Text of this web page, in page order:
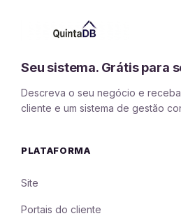
Seu sistema. Grátis para
Descreva o seu negócio e
cliente e um sistema de gestão
PLATAFORMA
Site
Portais do cliente